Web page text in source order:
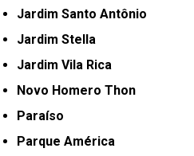
Jardim Santo Antônio
Jardim Stella
Jardim Vila Rica
Novo Homero Thon
Paraíso
Parque América